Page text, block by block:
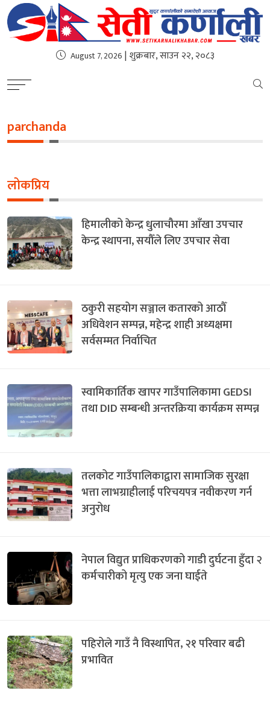
August 7, 2026 | शुक्रबार, साउन २२, २०८३
parchanda
लोकप्रिय
हिमालीको केन्द्र धुलाचौरमा आँखा उपचार
केन्द्र स्थापना, सयौँले लिए उपचार सेवा
ठकुरी सहयोग सञ्जाल कतारको आठौँ
अधिवेशन सम्पन्न, महेन्द्र शाही अध्यक्षमा
सर्वसम्मत निर्वाचित
स्वामिकार्तिक खापर गाउँपालिकामा GEDSI
तथा DID सम्बन्धी अन्तरक्रिया कार्यक्रम सम्पन्न
तलकोट गाउँपालिकाद्वारा सामाजिक सुरक्षा
भत्ता लाभग्राहीलाई परिचयपत्र नवीकरण गर्न
अनुरोध
नेपाल विद्युत प्राधिकरणको गाडी दुर्घटना हुँदा २
कर्मचारीको मृत्यु एक जना घाईते
पहिरोले गाउँ नै विस्थापित, २१ परिवार बढी
प्रभावित